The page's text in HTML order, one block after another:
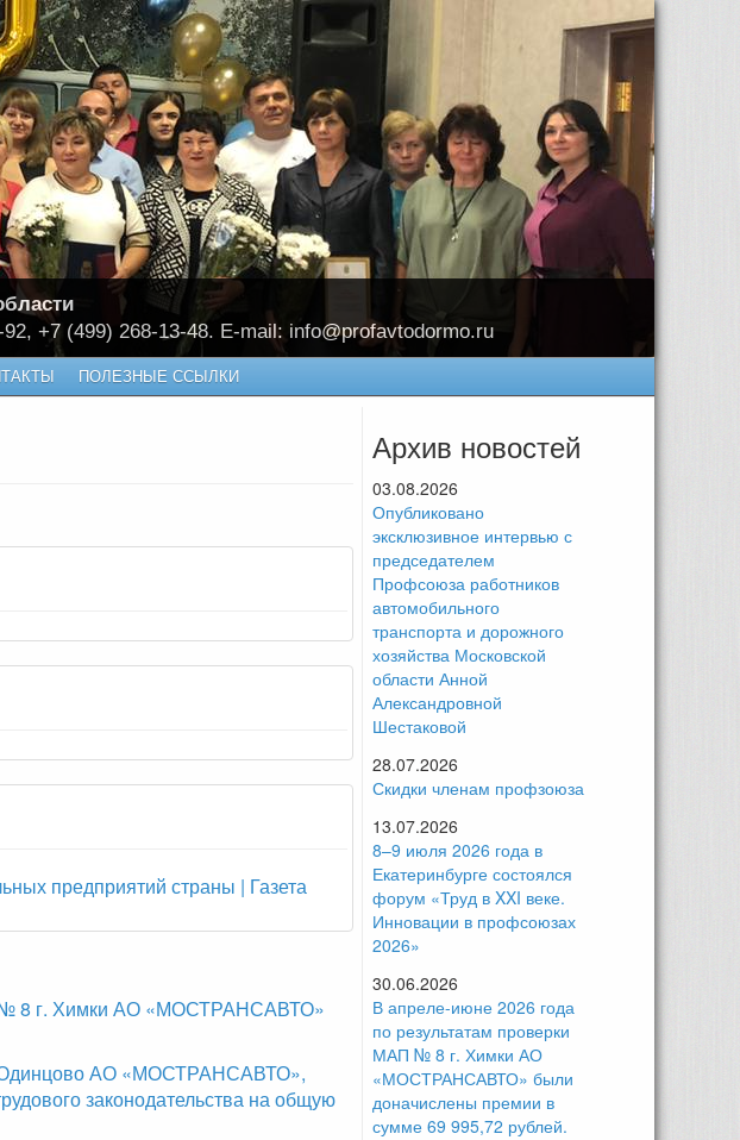
+7 (499) 268-13-48. E-mail: info@profavtodormo.ru
ПОЛЕЗНЫЕ ССЫЛКИ
предприятий страны | Газета
№ 8 г. Химки АО «МОСТРАНСАВТО»
Одинцово АО «МОСТРАНСАВТО»,
законодательства на общую
Архив новостей
03.08.2026
Опубликовано
эксклюзивное интервью с
председателем
Профсоюза работников
автомобильного
транспорта и дорожного
хозяйства Московской
области Анной
Александровной
Шестаковой
28.07.2026
Скидки членам профзоюза
13.07.2026
8–9 июля 2026 года в
Екатеринбурге состоялся
форум «Труд в XXI веке.
Инновации в профсоюзах
2026»
30.06.2026
В апреле-июне 2026 года
по результатам проверки
МАП № 8 г. Химки АО
«МОСТРАНСАВТО» были
доначислены премии в
сумме 69 995,72 рублей.